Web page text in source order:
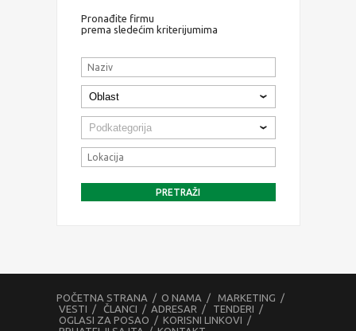
Pronađite firmu
prema sledećim kriterijumima
POČETNA STRANA / O NAMA / MARKETING /
VESTI / ČLANCI / ADRESAR / TENDERI /
OGLASI ZA POSAO / KORISNI LINKOVI /